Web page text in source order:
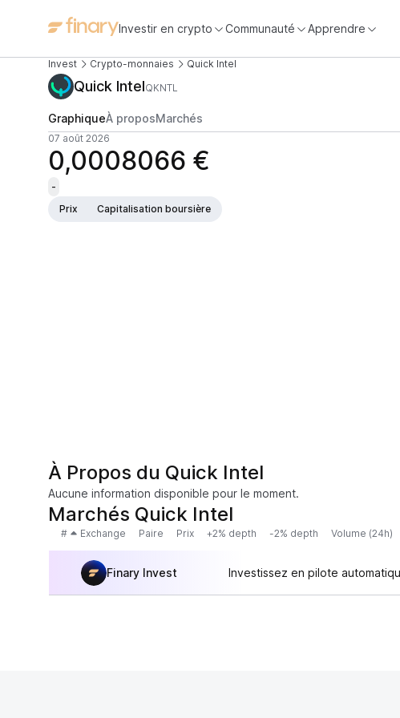
Investir en crypto Communauté Apprendre
Invest Crypto-monnaies Quick Intel
Quick IntelQKNTL
GraphiqueÀ proposMarchés
07 août 2026
0,0008066 €
-
Prix
Capitalisation boursière
À Propos du Quick Intel
Aucune information disponible pour le moment.
Marchés Quick Intel
# Exchange Paire Prix +2% depth -2% depth Volume (24h)
Finary Invest Investissez en pilote